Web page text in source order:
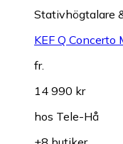
Stativhögtalare
KEF Q Concerto
fr.
14 990 kr
hos Tele-Hå